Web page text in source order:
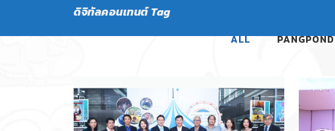
ดิจิทัลคอนเทนต์ Tag
ALL PANGPOND